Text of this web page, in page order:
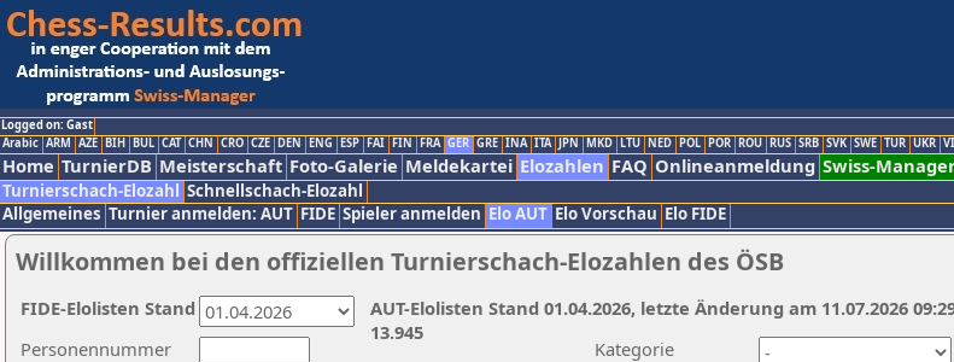
Logged on: Gast
Arabic ARM AZE BIH BUL CAT CHN CRO CZE DEN ENG ESP FAI FIN FRA GER GRE INA ITA JPN MKD LTU NED POL POR ROU RUS SRB SVK SWE TUR UKR
Home TurnierDB Meisterschaft Foto-Galerie Meldekartei Elozahlen FAQ Onlineanmeldung Swiss-
Turnierschach-Elozahl Schnellschach-Elozahl
Allgemeines Turnier anmelden: AUT FIDE Spieler anmelden Elo AUT Elo Vorschau Elo FIDE
Willkommen bei den offiziellen Turnierschach-Elozahlen des ÖSB
Kategorie
Personennummer
AUT-Elolisten Stand 01.04.2026, letzte Änderung am 11.07.2026
13.945
FIDE-Elolisten Stand